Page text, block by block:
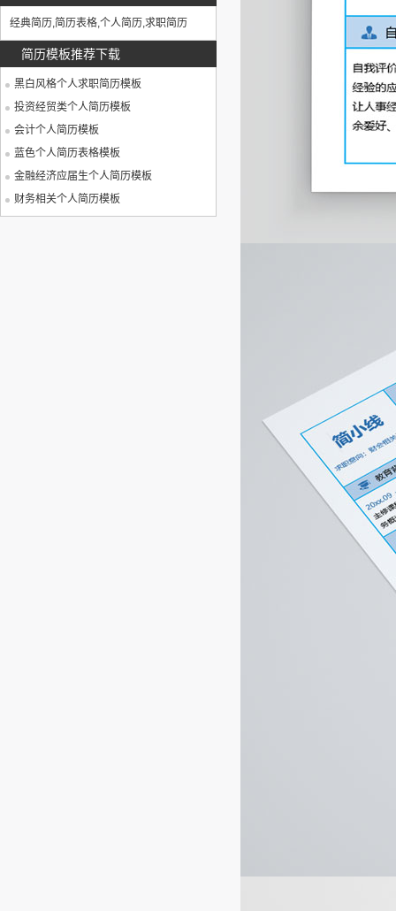
经典简历,简历表格,个人简历,求职简历
简历模板推荐下载
黑白风格个人求职简历模板
投资经贸类个人简历模板
会计个人简历模板
蓝色个人简历表格模板
金融经济应届生个人简历模板
财务相关个人简历模板